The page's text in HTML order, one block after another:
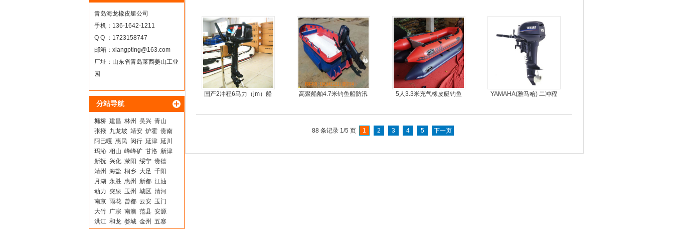
青岛海龙橡皮艇公司
手机：136-1642-1211
Q Q ：1723158747
邮箱： xiangpting@163.com
厂址：山东省青岛莱西姜山工业
园
分站导航
墉桥 建昌 林州 吴兴 青山
张掖 九龙坡 靖安 炉霍 贵南
阿巴嘎 惠民 闵行 延津 延川
玛沁 相山 峰峰矿 甘洛 新津
新抚 兴化 荥阳 绥宁 贵德
靖州 海盐 桐乡 大足 千阳
月湖 永胜 惠州 新都 江油
动力 突泉 玉州 城区 清河
南京 雨花 曾都 云安 玉门
大竹 广宗 南澳 范县 安源
洪江 和龙 婺城 金州 五寨
国产2冲程6马力（jm）船
高聚船舶4.7米钓鱼船防汛
5人3.3米充气橡皮艇钓鱼
YAMAHA(雅马哈) 二冲程
88 条记录 1/5 页 1 2 3 4 5 下一页